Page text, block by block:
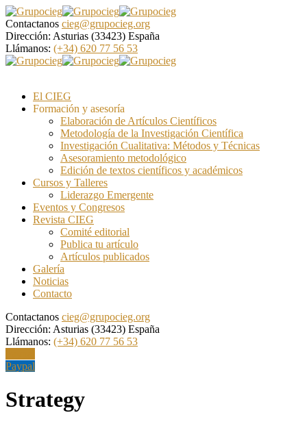
Contactanos cieg@grupocieg.org
Dirección: Asturias (33423) España
Llámanos: (+34) 620 77 56 53
El CIEG
Formación y asesoría
Elaboración de Artículos Científicos
Metodología de la Investigación Científica
Investigación Cualitativa: Métodos y Técnicas
Asesoramiento metodológico
Edición de textos científicos y académicos
Cursos y Talleres
Liderazgo Emergente
Eventos y Congresos
Revista CIEG
Comité editorial
Publica tu artículo
Artículos publicados
Galería
Noticias
Contacto
Contactanos cieg@grupocieg.org
Dirección: Asturias (33423) España
Llámanos: (+34) 620 77 56 53
Paypal
Strategy